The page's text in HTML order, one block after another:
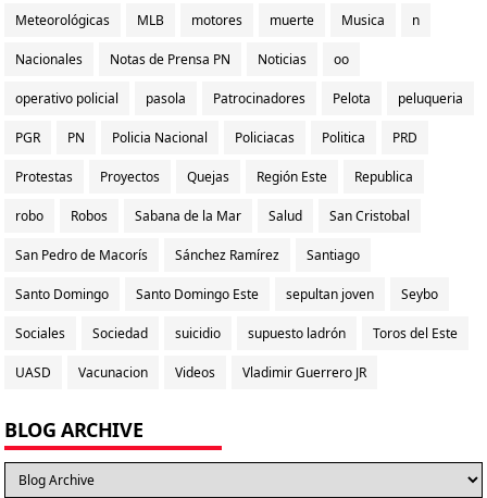
Meteorológicas MLB motores muerte Musica n
Nacionales Notas de Prensa PN Noticias oo
operativo policial pasola Patrocinadores Pelota peluqueria
PGR PN Policia Nacional Policiacas Politica PRD
Protestas Proyectos Quejas Región Este Republica
robo Robos Sabana de la Mar Salud San Cristobal
San Pedro de Macorís Sánchez Ramírez Santiago
Santo Domingo Santo Domingo Este sepultan joven Seybo
Sociales Sociedad suicidio supuesto ladrón Toros del Este
UASD Vacunacion Videos Vladimir Guerrero JR
BLOG ARCHIVE